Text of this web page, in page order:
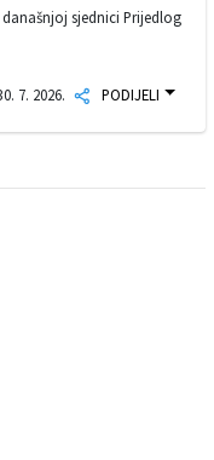
sjednici Prijedlog
7. 2026. PODIJELI